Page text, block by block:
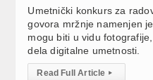
Umetnički konkurs za
govora mržnje namenjen
mogu biti u vidu
dela digitalne umetnosti.
Read Full Article ▸